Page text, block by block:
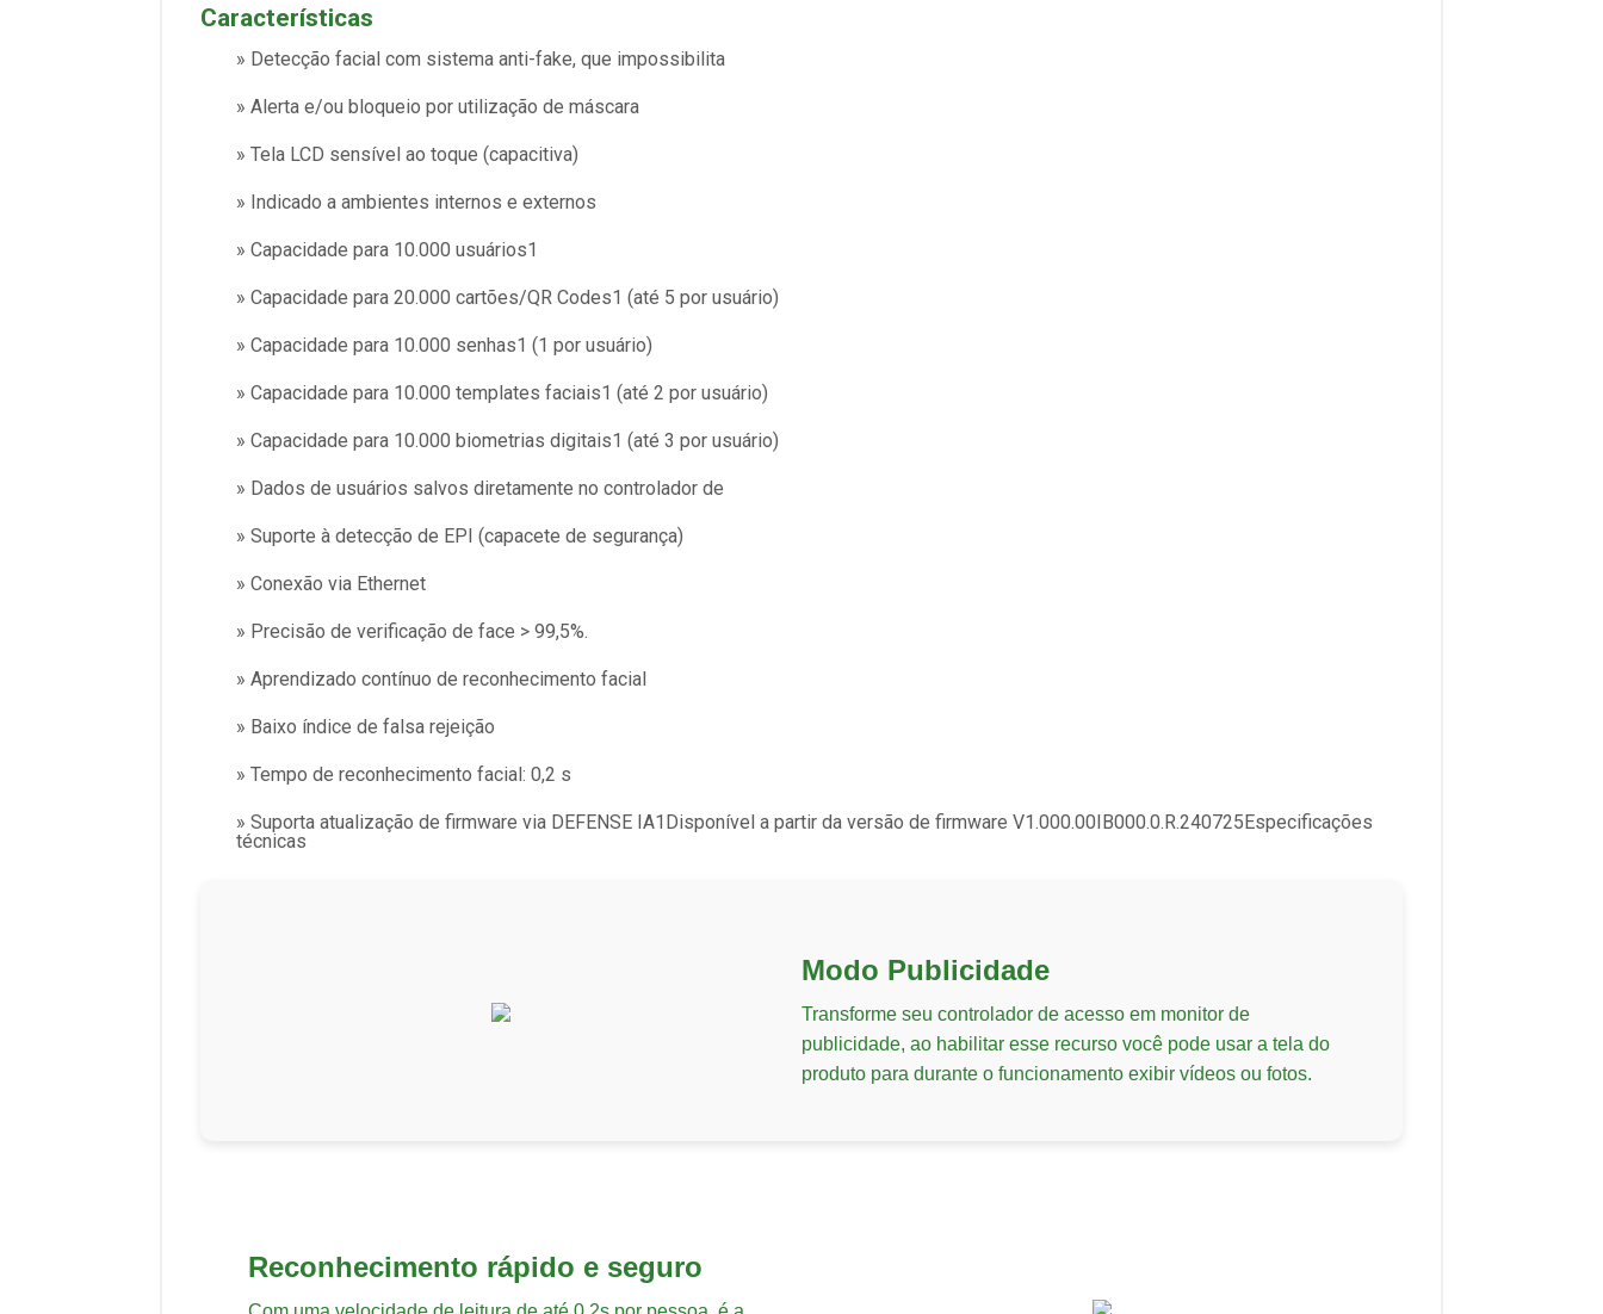
Características
» Detecção facial com sistema anti-fake, que impossibilita
» Alerta e/ou bloqueio por utilização de máscara
» Tela LCD sensível ao toque (capacitiva)
» Indicado a ambientes internos e externos
» Capacidade para 10.000 usuários1
» Capacidade para 20.000 cartões/QR Codes1 (até 5 por usuário)
» Capacidade para 10.000 senhas1 (1 por usuário)
» Capacidade para 10.000 templates faciais1 (até 2 por usuário)
» Capacidade para 10.000 biometrias digitais1 (até 3 por usuário)
» Dados de usuários salvos diretamente no controlador de
» Suporte à detecção de EPI (capacete de segurança)
» Conexão via Ethernet
» Precisão de verificação de face > 99,5%.
» Aprendizado contínuo de reconhecimento facial
» Baixo índice de falsa rejeição
» Tempo de reconhecimento facial: 0,2 s
» Suporta atualização de firmware via DEFENSE IA1Disponível a partir da versão de firmware V1.000.00IB000.0.R.240725Especificações
técnicas
Modo Publicidade
Transforme seu controlador de acesso em monitor de
publicidade, ao habilitar esse recurso você pode usar a tela do
produto para durante o funcionamento exibir vídeos ou fotos.
Reconhecimento rápido e seguro